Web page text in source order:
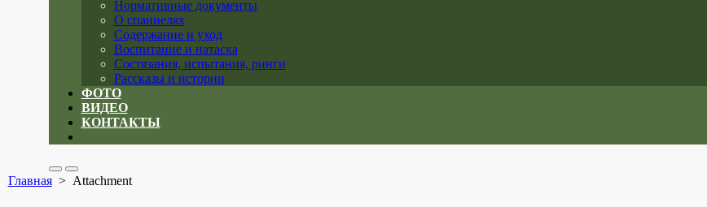
Нормативные документы
О спаниелях
Содержание и уход
Воспитание и натаска
Состязания, испытания, ринги
Рассказы и истории
ФОТО
ВИДЕО
КОНТАКТЫ
menu
Search
Toggle
Меню
Главная> Attachment